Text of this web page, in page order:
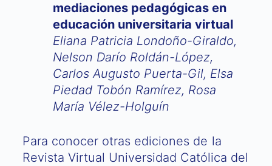
mediaciones pedagógicas en
educación universitaria virtual
Eliana Patricia Londoño-Giraldo,
Nelson Darío Roldán-López,
Carlos Augusto Puerta-Gil, Elsa
Piedad Tobón Ramírez, Rosa
María Vélez-Holguín
Para conocer otras ediciones de la
Revista Virtual Universidad Católica del